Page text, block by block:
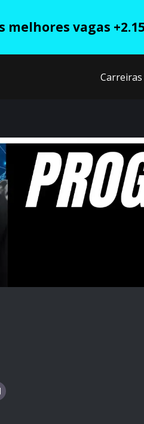
melhores vagas
Carreiras